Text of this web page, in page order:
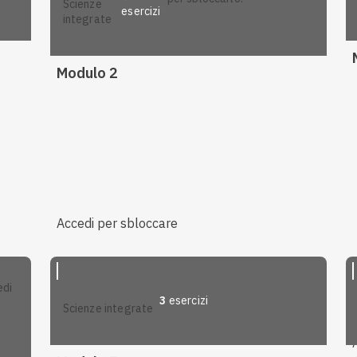
scienze
integrate
esercizi
Modulo 2
Accedi per sbloccare
scienze integrate
3 esercizi